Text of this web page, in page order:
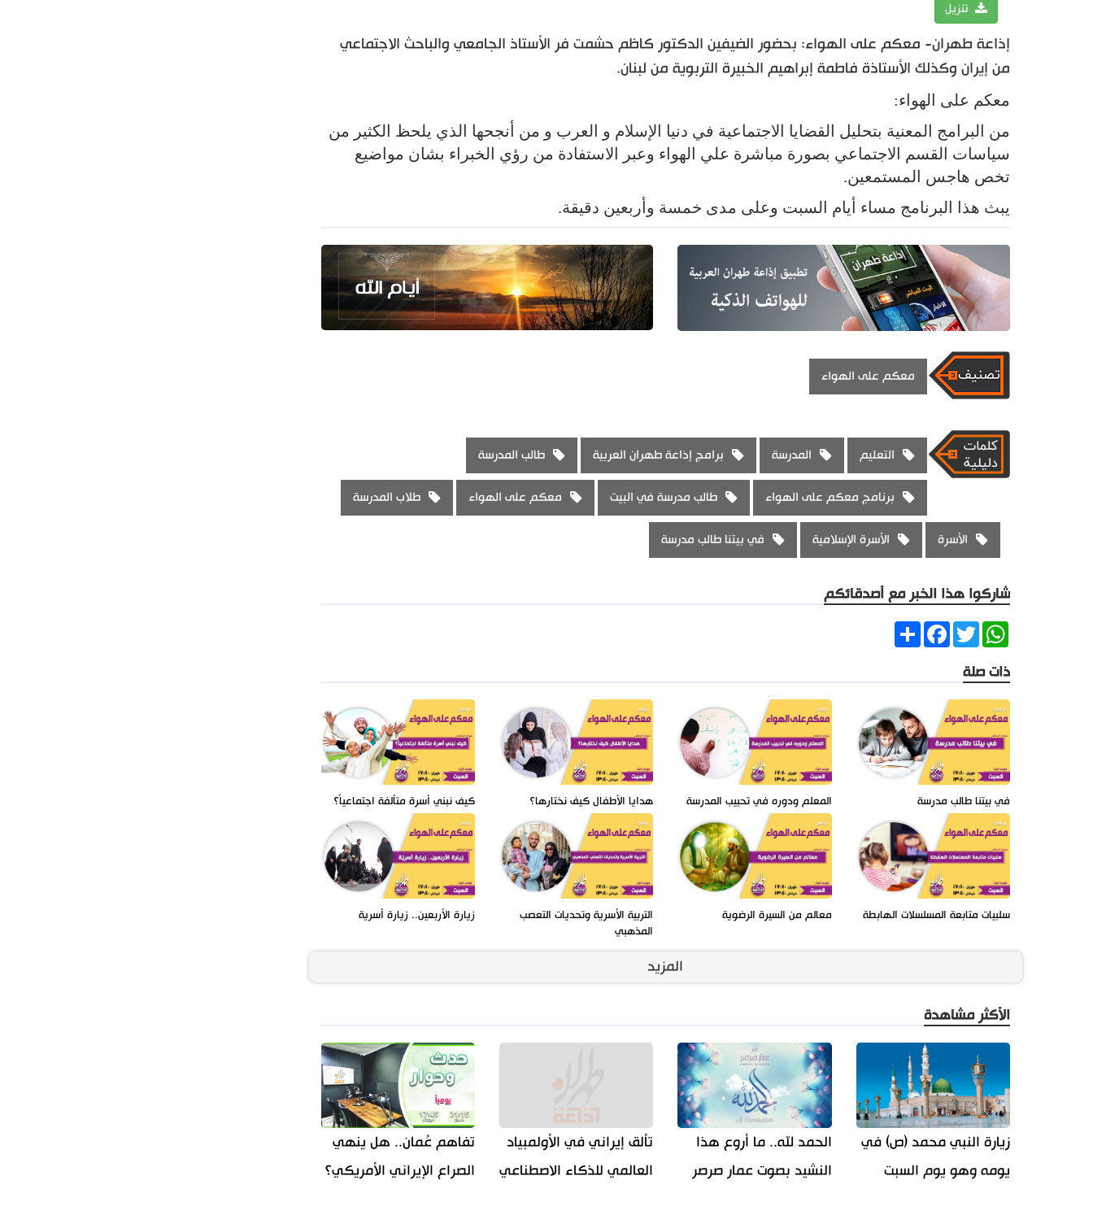
تنزيل
إذاعة طهران- معكم على الهواء: بحضور الضيفين الدكتور كاظم حشمت فر الأستاذ الجامعي والباحث الاجتماعي
من إيران وكذلك الأستاذة فاطمة إبراهيم الخبيرة التربوية من لبنان.
معكم على الهواء:
من البرامج المعنية بتحليل القضايا الاجتماعية في دنيا الإسلام و العرب و من أنجحها الذي يلحظ الكثير من
سياسات القسم الاجتماعي بصورة مباشرة علي الهواء وعبر الاستفادة من رؤي الخبراء بشان مواضيع
تخص هاجس المستمعين.
يبث هذا البرنامج مساء أيام السبت وعلى مدى خمسة وأربعين دقيقة.
معكم على الهواء
التعليم المدرسة برامج إذاعة طهران العربية طالب المدرسة
برنامج معكم على الهواء طالب مدرسة في البيت معكم على الهواء طلاب المدرسة
الأسرة الأسرة الإسلامية في بيتنا طالب مدرسة
شاركوا هذا الخبر مع أصدقائكم
ShareFacebookTwitter
WhatsApp
ذات صلة
في بيتنا طالب مدرسة المعلم ودوره في تحبيب المدرسة هدايا الأطفال كيف نختارها؟ كيف نبني أسرة متألفة اجتماعياً؟
سلبيات متابعة المسلسلات الهابطة معالم من السيرة الرضوية
التربية الأسرية وتحديات التعصب
المذهبي
زيارة الأربعين.. زيارة أسرية
المزيد
الأكثر مشاهدة
زيارة النبي محمد (ص) في
يومه وهو يوم السبت
الحمد لله.. ما أروع هذا
النشيد بصوت عمار صرصر
تألق إيراني في الأولمبياد
العالمي للذكاء الاصطناعي
تفاهم عُمان.. هل ينهي
الصراع الإيراني الأمريكي؟